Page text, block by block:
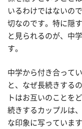
いるわけではないの
切なのです。特に隠
と見られるのが、中
す。
中学から付き合って
と、なぜ長続きする
トはお互いのことを
続きするカップルは
な印象に写っていま